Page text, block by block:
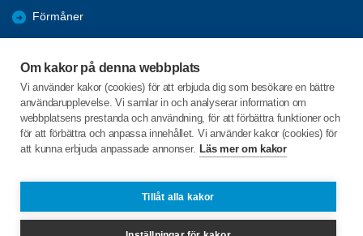
Om kakor på denna webbplats
Vi använder kakor (cookies) för att erbjuda dig som besökare en bättre
användarupplevelse. Vi samlar in och analyserar information om
webbplatsens prestanda och användning, för att förbättra funktioner och
för att förbättra och anpassa innehållet. Vi använder kakor (cookies) för
att kunna erbjuda anpassade annonser. Läs mer om kakor
Tillåt alla kakor
Förmåner
Resor
C/o:Ann-Marie Persson